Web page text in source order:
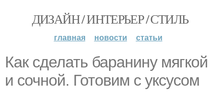
ДИЗАЙН / ИНТЕРЬЕР / СТИЛЬ
главная новости статьи
Как сделать баранину мягкой
и сочной. Готовим с уксусом